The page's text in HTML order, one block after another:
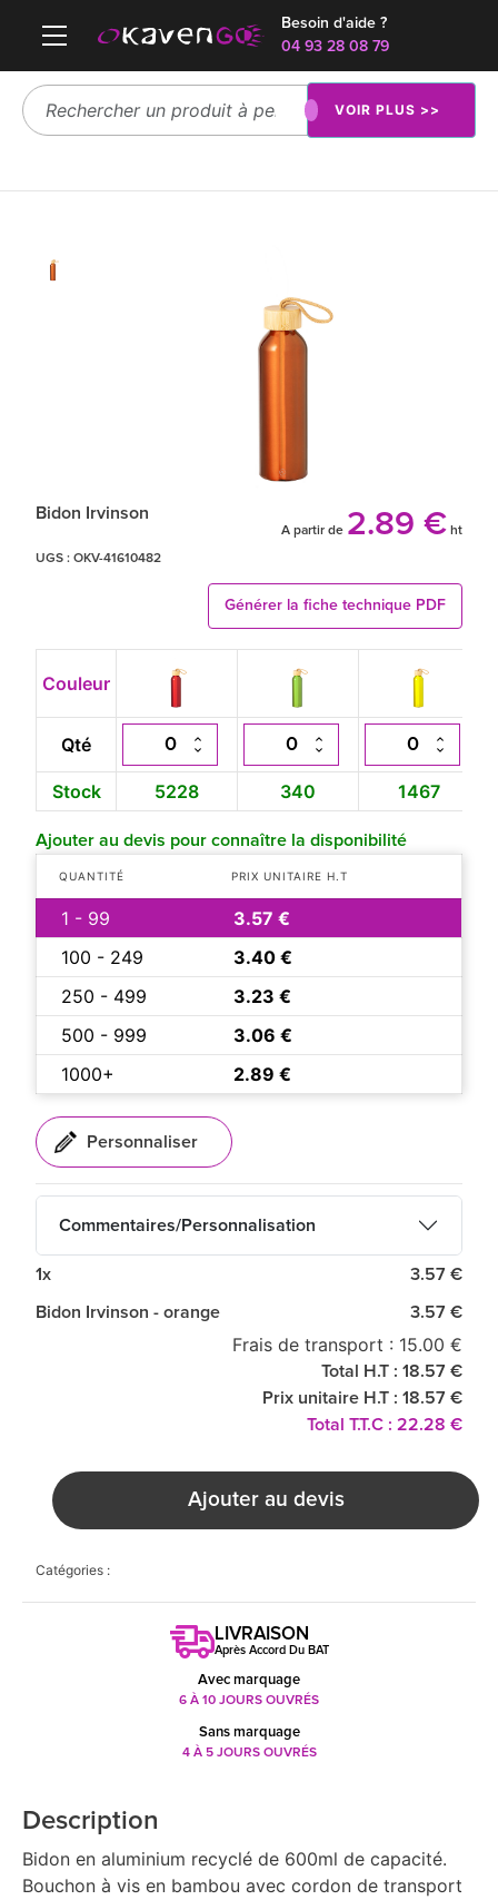
Besoin d'aide ?
04 93 28 08 79
VOIR PLUS >>
Bidon Irvinson
A partir de 2.89 € ht
UGS : OKV-41610482
Générer la fiche technique PDF
Couleur
Qté
Stock 5228 340 1467
Ajouter au devis pour connaître la disponibilité
QUANTITÉ PRIX UNITAIRE H.T
1 - 99
3.57 €
100 - 249
3.40 €
250 - 499
3.23 €
500 - 999
3.06 €
1000+
2.89 €
Commentaires/Personnalisation
1x 3.57 €
Bidon Irvinson - orange 3.57 €
Frais de transport : 15.00 €
Total H.T : 18.57 €
Prix unitaire H.T : 18.57 €
Total T.T.C : 22.28 €
Ajouter au devis
Catégories :
LIVRAISON
Après Accord Du BAT
Avec marquage
6 À 10 JOURS OUVRÉS
Sans marquage
4 À 5 JOURS OUVRÉS
Description
Bidon en aluminium recyclé de 600ml de capacité.
Bouchon à vis en bambou avec cordon de transport